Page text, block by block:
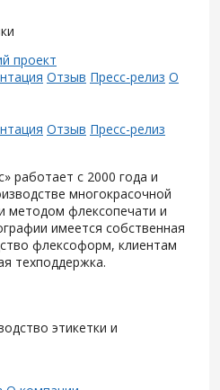
Отзыв Пресс-релиз О
Отзыв Пресс-релиз
работает с 2000 года и
многокрасочной
методом флексопечати и
имеется собственная
флексоформ, клиентам
техподдержка.
этикетки и